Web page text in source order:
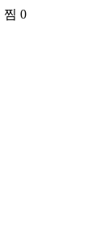
찜 0